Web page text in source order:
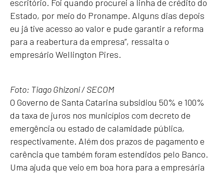
escritório. Foi quando procurei a linha de crédito do
Estado, por meio do Pronampe. Alguns dias depois
eu já tive acesso ao valor e pude garantir a reforma
para a reabertura da empresa”, ressalta o
empresário Wellington Pires.
Foto: Tiago Ghizoni / SECOM
O Governo de Santa Catarina subsidiou 50% e 100%
da taxa de juros nos municípios com decreto de
emergência ou estado de calamidade pública,
respectivamente. Além dos prazos de pagamento e
carência que também foram estendidos pelo Banco.
Uma ajuda que veio em boa hora para a empresária